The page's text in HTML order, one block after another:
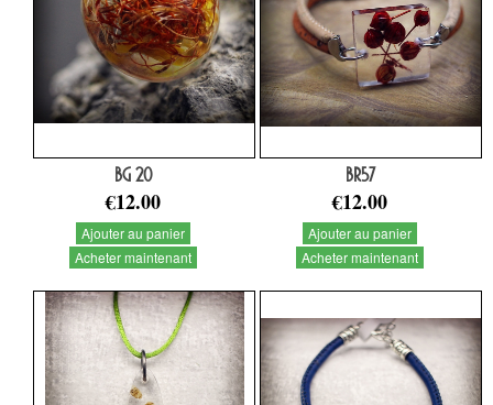
BG 20
€12.00
Ajouter au panier
Acheter maintenant
BR57
€12.00
Ajouter au panier
Acheter maintenant